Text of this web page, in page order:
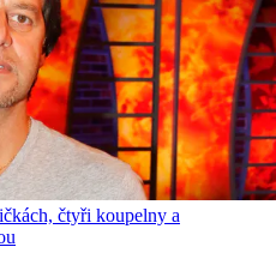
čtyři koupelny a